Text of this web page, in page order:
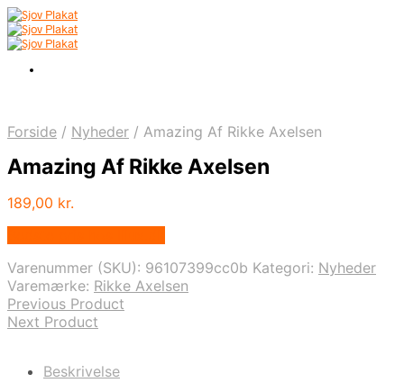
Forside / Nyheder / Amazing Af Rikke Axelsen
Amazing Af Rikke Axelsen
189,00 kr.
Varenummer (SKU): 96107399cc0b Kategori: Nyheder
Varemærke: Rikke Axelsen
Previous Product
Next Product
Beskrivelse